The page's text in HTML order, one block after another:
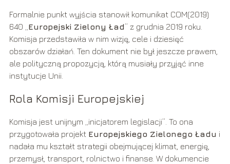
Formalnie punkt wyjścia stanowił komunikat COM(2019)
640 „ Europejski Zielony Ład” z grudnia 2019 roku.
Komisja przedstawiła w nim wizję, cele i dziesięć
obszarów działań. Ten dokument nie był jeszcze prawem,
ale polityczną propozycją, którą musiały przyjąć inne
instytucje Unii.
Rola Komisji Europejskiej
Komisja jest unijnym „inicjatorem legislacji”. To ona
przygotowała projekt Europejskiego Zielonego Ładu i
nadała mu kształt strategii obejmującej klimat, energię,
przemysł, transport, rolnictwo i finanse. W dokumencie